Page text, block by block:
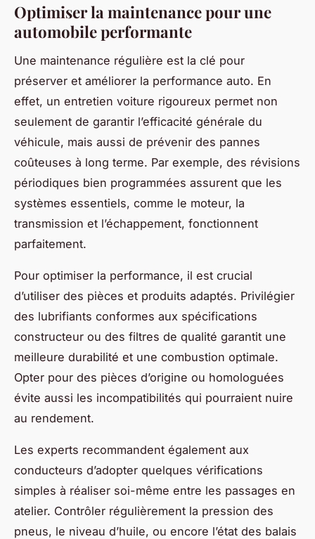
Optimiser la maintenance pour une
automobile performante
Une maintenance régulière est la clé pour
préserver et améliorer la performance auto. En
effet, un entretien voiture rigoureux permet non
seulement de garantir l’efficacité générale du
véhicule, mais aussi de prévenir des pannes
coûteuses à long terme. Par exemple, des révisions
périodiques bien programmées assurent que les
systèmes essentiels, comme le moteur, la
transmission et l’échappement, fonctionnent
parfaitement.
Pour optimiser la performance, il est crucial
d’utiliser des pièces et produits adaptés. Privilégier
des lubrifiants conformes aux spécifications
constructeur ou des filtres de qualité garantit une
meilleure durabilité et une combustion optimale.
Opter pour des pièces d’origine ou homologuées
évite aussi les incompatibilités qui pourraient nuire
au rendement.
Les experts recommandent également aux
conducteurs d’adopter quelques vérifications
simples à réaliser soi-même entre les passages en
atelier. Contrôler régulièrement la pression des
pneus, le niveau d’huile, ou encore l’état des balais